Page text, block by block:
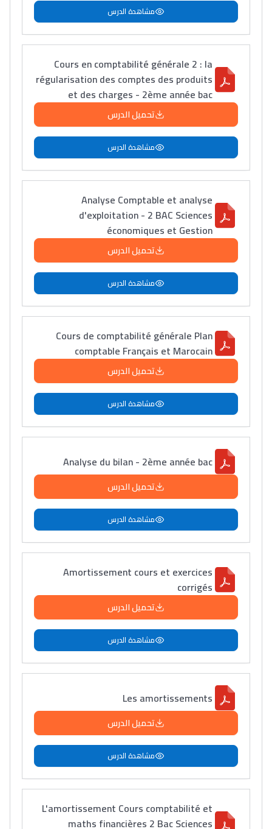
Lycée Maroc
التعليم الثانوي التأهيلي
التعليم الثانوي الإعدادي
Post-Bac
+ de 78 Sujets
دليل المهن
ما يزيد عن 149 مهنة
دليل التوجيه
التوجيه بالثانوي و الإعدادي
مشاهدة الدرس
Cours en comptabilité générale 2 : la
régularisation des comptes des produits
et des charges - 2ème année bac
تحميل الدرس
مشاهدة الدرس
Analyse Comptable et analyse
d'exploitation - 2 BAC Sciences
économiques et Gestion
تحميل الدرس
مشاهدة الدرس
Cours de comptabilité générale Plan
comptable Français et Marocain
تحميل الدرس
مشاهدة الدرس
Analyse du bilan - 2ème année bac
تحميل الدرس
مشاهدة الدرس
Amortissement cours et exercices
corrigés
تحميل الدرس
مشاهدة الدرس
Les amortissements
تحميل الدرس
مشاهدة الدرس
L'amortissement Cours comptabilité et
maths financières 2 Bac Sciences